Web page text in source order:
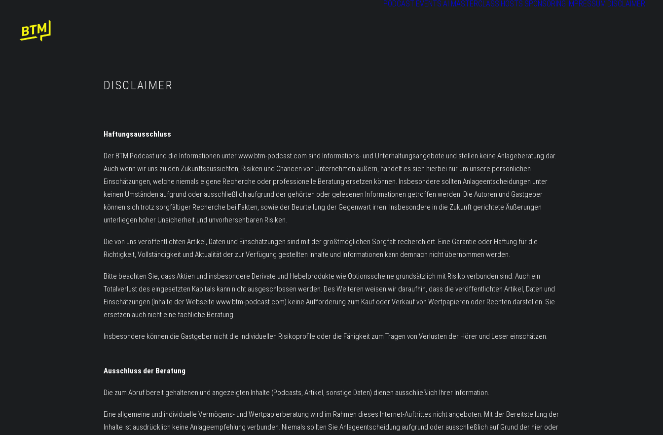
PODCAST EVENTS AI MASTERCLASS HOSTS SPONSORING IMPRESSUM DISCLAIMER
DISCLAIMER
Haftungsausschluss
Der BTM Podcast und die Informationen unter www.btm-podcast.com sind Informations- und Unterhaltungsangebote und stellen keine Anlageberatung dar.
Auch wenn wir uns zu den Zukunftsaussichten, Risiken und Chancen von Unternehmen äußern, handelt es sich hierbei nur um unsere persönlichen
Einschätzungen, welche niemals eigene Recherche oder professionelle Beratung ersetzen können. Insbesondere sollten Anlageentscheidungen unter
keinen Umständen aufgrund oder ausschließlich aufgrund der gehörten oder gelesenen Informationen getroffen werden. Die Autoren und Gastgeber
können sich trotz sorgfältiger Recherche bei Fakten, sowie der Beurteilung der Gegenwart irren. Insbesondere in die Zukunft gerichtete Äußerungen
unterliegen hoher Unsicherheit und unvorhersehbaren Risiken.
Die von uns veröffentlichten Artikel, Daten und Einschätzungen sind mit der größtmöglichen Sorgfalt recherchiert. Eine Garantie oder Haftung für die
Richtigkeit, Vollständigkeit und Aktualität der zur Verfügung gestellten Inhalte und Informationen kann demnach nicht übernommen werden.
Bitte beachten Sie, dass Aktien und insbesondere Derivate und Hebelprodukte wie Optionsscheine grundsätzlich mit Risiko verbunden sind. Auch ein
Totalverlust des eingesetzten Kapitals kann nicht ausgeschlossen werden. Des Weiteren weisen wir daraufhin, dass die veröffentlichten Artikel, Daten und
Einschätzungen (Inhalte der Webseite www.btm-podcast.com) keine Aufforderung zum Kauf oder Verkauf von Wertpapieren oder Rechten darstellen. Sie
ersetzen auch nicht eine fachliche Beratung.
Insbesondere können die Gastgeber nicht die individuellen Risikoprofile oder die Fähigkeit zum Tragen von Verlusten der Hörer und Leser einschätzen.
Ausschluss der Beratung
Die zum Abruf bereit gehaltenen und angezeigten Inhalte (Podcasts, Artikel, sonstige Daten) dienen ausschließlich Ihrer Information.
Eine allgemeine und individuelle Vermögens- und Wertpapierberatung wird im Rahmen dieses Internet-Auftrittes nicht angeboten. Mit der Bereitstellung der
Inhalte ist ausdrücklich keine Anlageempfehlung verbunden. Niemals sollten Sie Anlageentscheidung aufgrund oder ausschließlich auf Grund der hier oder